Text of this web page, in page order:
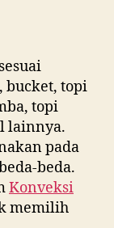
bucket, topi
topi
lainnya.
pada
beda.
Konveksi
memilih